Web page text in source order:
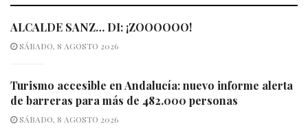
ALCALDE SANZ… DI: ¡ZOOOOOO!
SÁBADO, 8 AGOSTO 2026
Turismo accesible en Andalucía: nuevo informe alerta
de barreras para más de 482.000 personas
SÁBADO, 8 AGOSTO 2026